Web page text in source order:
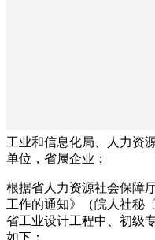
工业和信息化局、人力资
单位，省属企业：
根据省人力资源社会保障
工作的通知》（皖人社秘
省工业设计工程中、初级